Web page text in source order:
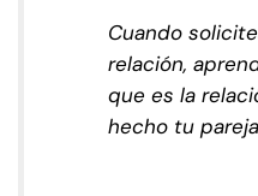
Cuando
relación,
que es la
hecho tu